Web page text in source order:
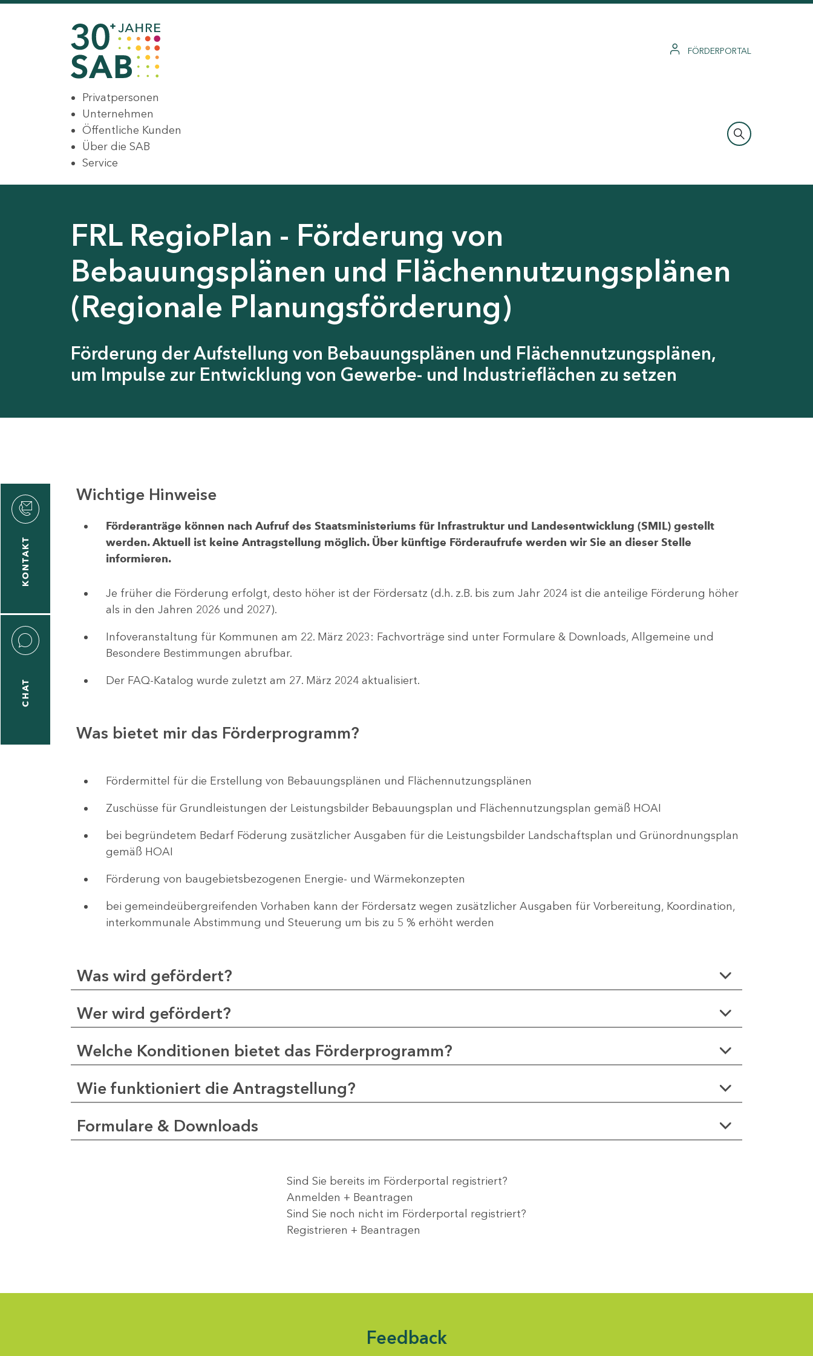
FÖRDERPORTAL
Privatpersonen
Unternehmen
Öffentliche Kunden
Über die SAB
Service
FRL RegioPlan - Förderung von
Bebauungsplänen und Flächennutzungsplänen
(Regionale Planungsförderung)
Förderung der Aufstellung von Bebauungsplänen und Flächennutzungsplänen,
um Impulse zur Entwicklung von Gewerbe- und Industrieflächen zu setzen
KONTAKT
CHAT
Wichtige Hinweise
Förderanträge können nach Aufruf des Staatsministeriums für Infrastruktur und Landesentwicklung (SMIL) gestellt
werden. Aktuell ist keine Antragstellung möglich. Über künftige Förderaufrufe werden wir Sie an dieser Stelle
informieren.
Je früher die Förderung erfolgt, desto höher ist der Fördersatz (d.h. z.B. bis zum Jahr 2024 ist die anteilige Förderung höher
als in den Jahren 2026 und 2027).
Infoveranstaltung für Kommunen am 22. März 2023: Fachvorträge sind unter Formulare & Downloads, Allgemeine und
Besondere Bestimmungen abrufbar.
Der FAQ-Katalog wurde zuletzt am 27. März 2024 aktualisiert.
Was bietet mir das Förderprogramm?
Fördermittel für die Erstellung von Bebauungsplänen und Flächennutzungsplänen
Zuschüsse für Grundleistungen der Leistungsbilder Bebauungsplan und Flächennutzungsplan gemäß HOAI
bei begründetem Bedarf Föderung zusätzlicher Ausgaben für die Leistungsbilder Landschaftsplan und Grünordnungsplan
gemäß HOAI
Förderung von baugebietsbezogenen Energie- und Wärmekonzepten
bei gemeindeübergreifenden Vorhaben kann der Fördersatz wegen zusätzlicher Ausgaben für Vorbereitung, Koordination,
interkommunale Abstimmung und Steuerung um bis zu 5 % erhöht werden
Was wird gefördert?
Wer wird gefördert?
Welche Konditionen bietet das Förderprogramm?
Wie funktioniert die Antragstellung?
Formulare & Downloads
Sind Sie bereits im Förderportal registriert?
Anmelden + Beantragen
Sind Sie noch nicht im Förderportal registriert?
Registrieren + Beantragen
Feedback